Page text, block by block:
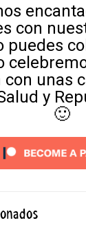
con
puedes
unas
y
🙂